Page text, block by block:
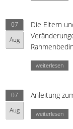
07
Aug
Die Eltern
weiterlesen
07
Aug
Anleitung
weiterlesen